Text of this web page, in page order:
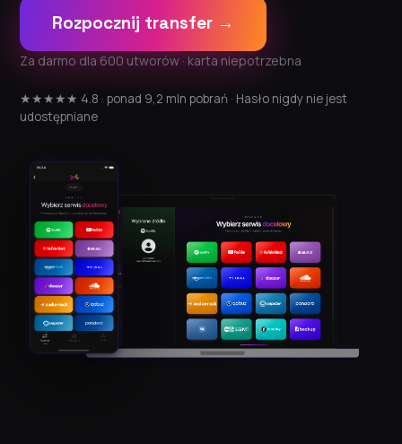
Rozpocznij transfer →
Za darmo dla 600 utworów · karta niepotrzebna
★★★★★ 4.8 · ponad 9,2 mln pobrań · Hasło nigdy nie jest
udostępniane